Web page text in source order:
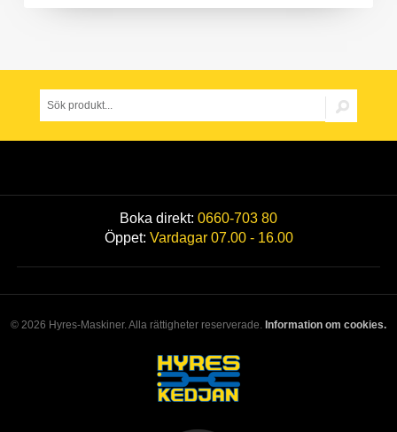
Boka direkt: 0660-703 80
Öppet: Vardagar 07.00 - 16.00
© 2026 Hyres-Maskiner. Alla rättigheter reserverade. Information om cookies.